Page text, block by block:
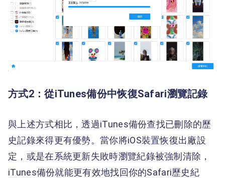
方式2：從iTunes備份中恢復Safari瀏覽記錄
與上述方式相比，透過iTunes備份查找已刪除的歷
史記錄來得更有優勢。當你將iOS裝置恢復出廠設
定，或是在系統更新失敗時瀏覽紀錄被強制清除，
iTunes備份就能更有效地找回你的Safari歷史紀